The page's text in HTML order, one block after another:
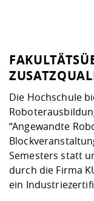
Die Hochschule
“Angewandte
Semesters statt
durch die Firma
ein